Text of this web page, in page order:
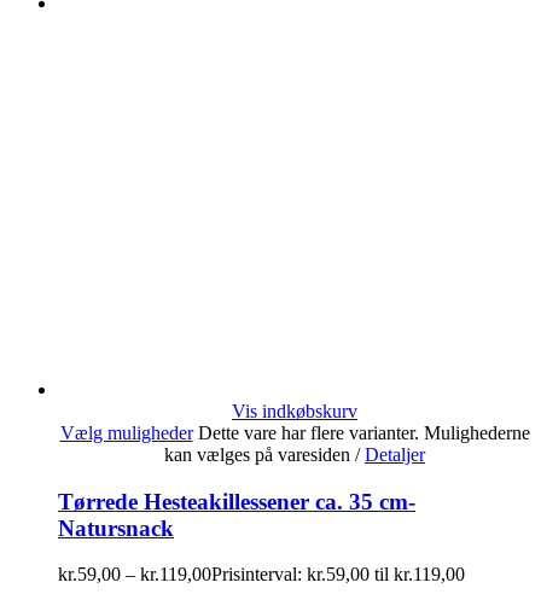
Vis indkøbskurv
Vælg muligheder Dette vare har flere varianter. Mulighederne
kan vælges på varesiden / Detaljer
Tørrede Hesteakillessener ca. 35 cm-
Natursnack
kr.59,00 – kr.119,00Prisinterval: kr.59,00 til kr.119,00